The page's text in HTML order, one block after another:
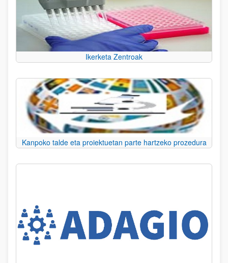
Ikerketa Zentroak
Kanpoko talde eta proiektuetan parte hartzeko prozedura